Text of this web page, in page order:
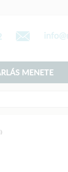
MENETE